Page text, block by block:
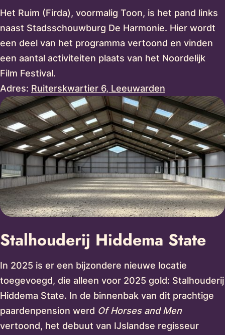
Het Ruim (Firda), voormalig Toon, is het pand links
naast Stadsschouwburg De Harmonie. Hier wordt
een deel van het programma vertoond en vinden
een aantal activiteiten plaats van het Noordelijk
Film Festival.
Adres: Ruiterskwartier 6, Leeuwarden
Stalhouderij Hiddema State
In 2025 is er een bijzondere nieuwe locatie
toegevoegd, die alleen voor 2025 gold: Stalhouderij
Hiddema State. In de binnenbak van dit prachtige
paardenpension werd Of Horses and Men
vertoond, het debuut van IJslandse regisseur